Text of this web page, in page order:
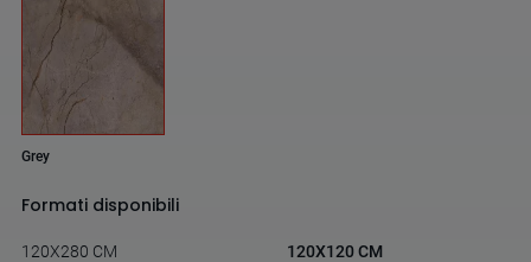
Grey
Formati disponibili
120X280 CM 120X120 CM